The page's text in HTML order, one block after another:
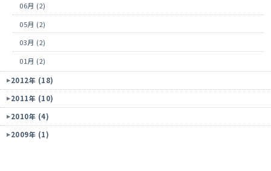
06月 (2)
05月 (2)
03月 (2)
01月 (2)
2012年 (18)
2011年 (10)
2010年 (4)
2009年 (1)